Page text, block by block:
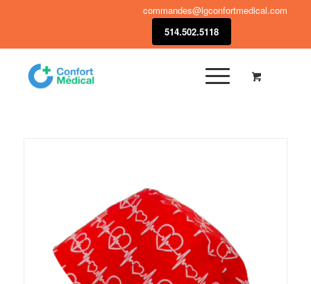
commandes@lgconfortmedical.com
514.502.5118